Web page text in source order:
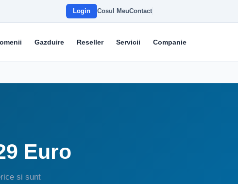
Login Cosul MeuContact
Gazduire Reseller Servicii Companie
Euro
si sunt